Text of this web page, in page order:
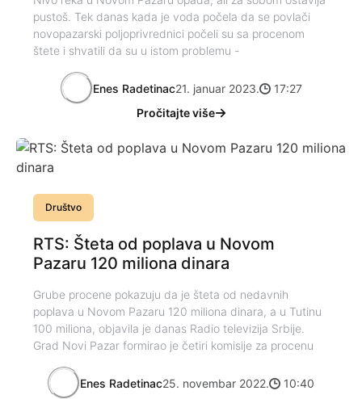
pustoš. Tek danas kada je voda počela da se povlači
novopazarski poljoprivrednici počeli su sa procenom
štete i shvatili da su u istom problemu -
Enes Radetinac21. januar 2023.
17:27
Pročitajte više
Društvo
RTS: Šteta od poplava u Novom
Pazaru 120 miliona dinara
Grube procene pokazuju da je šteta od nedavnih
poplava u Novom Pazaru 120 miliona dinara, a u Tutinu
100 miliona, objavila je danas Radio televizija Srbije.
Grad Novi Pazar formirao je četiri komisije za procenu
Enes Radetinac25. novembar 2022.
10:40